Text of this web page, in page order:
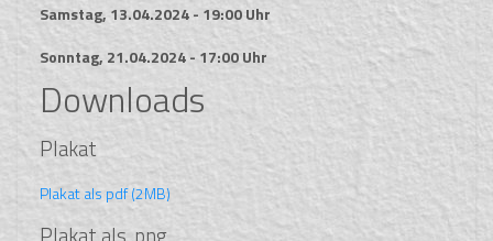
Samstag, 13.04.2024 - 19:00 Uhr
Sonntag, 21.04.2024 - 17:00 Uhr
Downloads
Plakat
Plakat als pdf (2MB)